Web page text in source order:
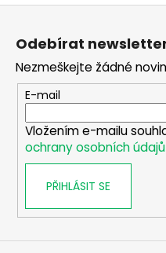
Z
Odebírat
Nezmeškejte žádné
E-mail
Vložením e-mailu
ochrany osobních údajů
PŘIHLÁSIT SE